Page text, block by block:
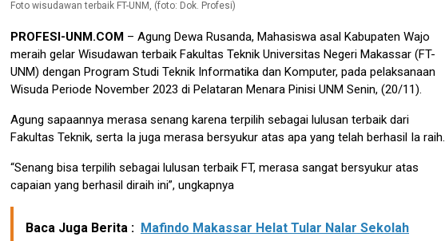
Foto wisudawan terbaik FT-UNM, (foto: Dok. Profesi)
PROFESI-UNM.COM – Agung Dewa Rusanda, Mahasiswa asal Kabupaten Wajo
meraih gelar Wisudawan terbaik Fakultas Teknik Universitas Negeri Makassar (FT-
UNM) dengan Program Studi Teknik Informatika dan Komputer, pada pelaksanaan
Wisuda Periode November 2023 di Pelataran Menara Pinisi UNM Senin, (20/11).
Agung sapaannya merasa senang karena terpilih sebagai lulusan terbaik dari
Fakultas Teknik, serta Ia juga merasa bersyukur atas apa yang telah berhasil Ia raih.
“Senang bisa terpilih sebagai lulusan terbaik FT, merasa sangat bersyukur atas
capaian yang berhasil diraih ini”, ungkapnya
Baca Juga Berita : Mafindo Makassar Helat Tular Nalar Sekolah